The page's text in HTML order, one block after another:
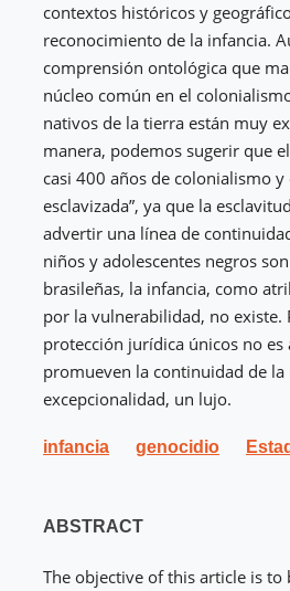
contextos históricos y
reconocimiento de la infancia.
comprensión ontológica que
núcleo común en el
nativos de la tierra están muy
manera, podemos sugerir que
casi 400 años de colonialismo
esclavizada”, ya que la
advertir una línea de
niños y adolescentes negros
brasileñas, la infancia, como
por la vulnerabilidad, no
protección jurídica únicos no
promueven la continuidad de
excepcionalidad, un lujo.
infancia genocidio
ABSTRACT
The objective of this article is